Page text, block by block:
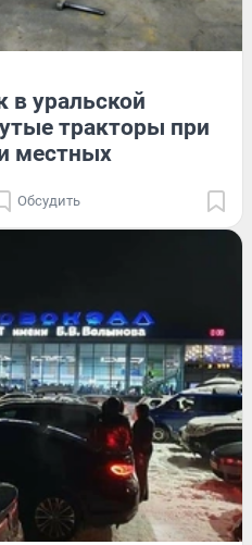
в уральской
тракторы при
местных
Обсудить